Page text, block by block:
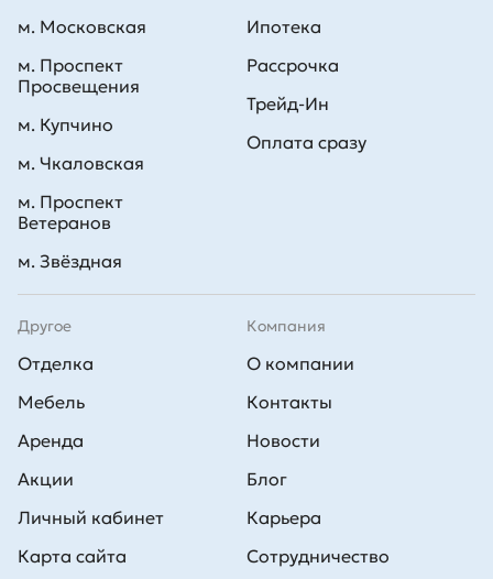
Ипотека
Рассрочка
Трейд-Ин
Оплата сразу
Другое
Отделка
Мебель
Аренда
Акции
Личный кабинет
Карта сайта
Компания
О компании
Контакты
Новости
Блог
Карьера
Сотрудничество
м. Московская
м. Проспект
Просвещения
м. Купчино
м. Чкаловская
м. Проспект
Ветеранов
м. Звёздная